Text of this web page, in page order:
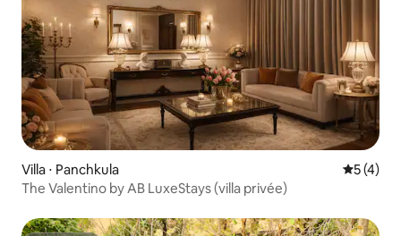
Villa ⋅ Panchkula
5 (4)
The Valentino by AB LuxeStays (villa privée)